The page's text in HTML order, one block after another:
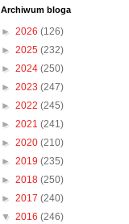
Archiwum bloga
► 2026 (126)
► 2025 (232)
► 2024 (250)
► 2023 (247)
► 2022 (245)
► 2021 (241)
► 2020 (210)
► 2019 (235)
► 2018 (250)
► 2017 (240)
▼ 2016 (246)